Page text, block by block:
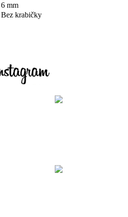
6 mm
Bez krabičky